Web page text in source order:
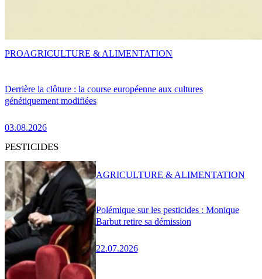
Derrière la clôture : la course européenne aux cultures
génétiquement modifiées
03.08.2026
PROAGRICULTURE & ALIMENTATION
PESTICIDES
Polémique sur les pesticides : Monique
Barbut retire sa démission
22.07.2026
AGRICULTURE & ALIMENTATION